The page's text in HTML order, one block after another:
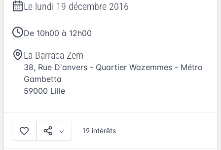
Le lundi 19 décembre 2016
De 10h00 à 12h00
La Barraca Zem
38, Rue D'anvers - Quartier Wazemmes - Métro
Gambetta
59000 Lille
19 intérêts